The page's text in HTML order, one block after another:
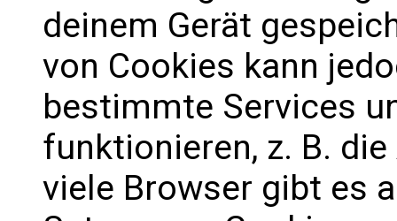
deinem Gerät
von Cookies kann
bestimmte Services
funktionieren, z. B.
viele Browser gibt es